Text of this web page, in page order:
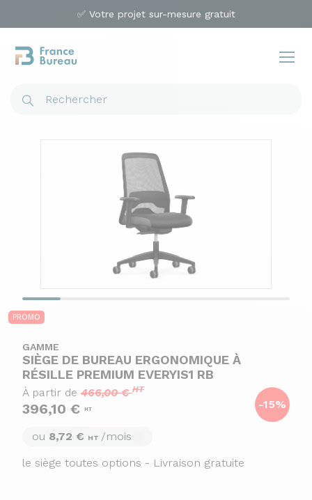
✅ Votre projet sur-mesure gratuit
PROMO
GAMME
SIÈGE DE BUREAU ERGONOMIQUE À
RÉSILLE PREMIUM EVERYIS1 RB
-15%
À partir de 466,00 €HT
396,10 € HT
ou 8,72 € HT /mois
le siège toutes options - Livraison gratuite